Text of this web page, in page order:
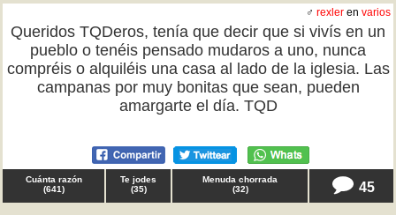
♂ rexler en varios
Queridos TQDeros, tenía que decir que si vivís en un
pueblo o tenéis pensado mudaros a uno, nunca
compréis o alquiléis una casa al lado de la iglesia. Las
campanas por muy bonitas que sean, pueden
amargarte el día. TQD
Cuánta razón
(641)
Te jodes
(35)
Menuda chorrada
(32) 45